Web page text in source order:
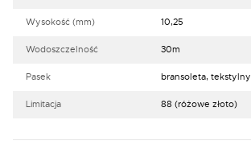
Wysokość (mm) 10,25
Wodoszczelność 30m
Pasek bransoleta, tekstylny
Limitacja 88 (różowe złoto)